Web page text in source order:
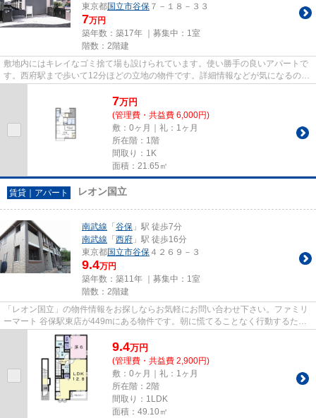
東京都国立市谷保 ７－１８－３３
7万円
築年数：築17年 ｜募集中： 1室
階数：2階建
敷地内にはキレイなゴミ捨て場も設けられています。使い勝手の良いアパートで
す。西府駅まで歩いて12分ほどの立地の物件です。詳細情報などが気になるので
7万円
(管理費・共益費 6,000円)
敷：0ヶ月｜礼：1ヶ月
所在階：1階
間取り：1K
面積：21.65㎡
賃貸｜アパート レオン国立
南武線 「 谷保 」駅 徒歩7分
南武線 「 西府 」駅 徒歩16分
東京都国立市谷保 ４２６９－３
9.4万円
築年数：築11年 ｜募集中： 1室
階数：2階建
「レオン国立」の物件情報をお探しならお気軽にお問い合わせ下さい。ファミリ
ーマート 谷保駅東店が449mにある物件です。朝に慌てることなく行動するため
に駅から徒歩7分の駅近物件は...
9.4万円
(管理費・共益費 2,900円)
敷：0ヶ月｜礼：1ヶ月
所在階：2階
間取り：1LDK
面積：49.10㎡